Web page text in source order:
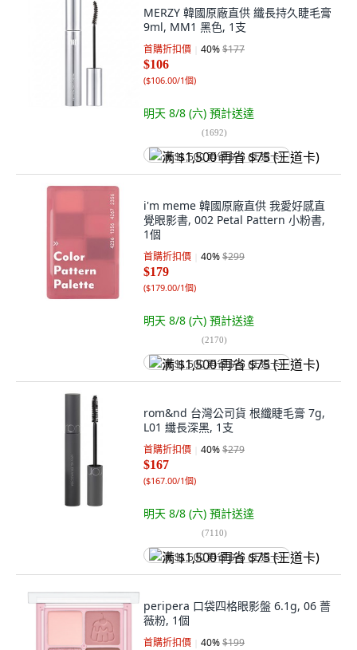
MERZY 韓國原廠直供 纖長持久睫毛膏
9ml, MM1 黑色, 1支
首購折扣價 40%$177
$106
($106.00/1個)
明天 8/8 (六) 預計送達
(1692)
满 $1,500 再省 $75 (王道卡)
i'm meme 韓國原廠直供 我愛好感直
覺眼影書, 002 Petal Pattern 小粉書,
1個
首購折扣價 40%$299
$179
($179.00/1個)
明天 8/8 (六) 預計送達
(2170)
满 $1,500 再省 $75 (王道卡)
rom&nd 台灣公司貨 根纖睫毛膏 7g,
L01 纖長深黑, 1支
首購折扣價 40%$279
$167
($167.00/1個)
明天 8/8 (六) 預計送達
(7110)
满 $1,500 再省 $75 (王道卡)
peripera 口袋四格眼影盤 6.1g, 06 薔
薇粉, 1個
首購折扣價 40%$199